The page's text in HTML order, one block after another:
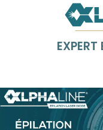
EXPERT